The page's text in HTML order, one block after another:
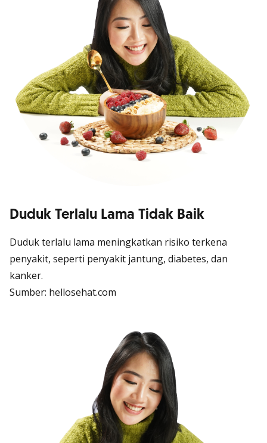
Duduk Terlalu Lama Tidak Baik
Duduk terlalu lama meningkatkan risiko terkena
penyakit, seperti penyakit jantung, diabetes, dan
kanker.
Sumber: hellosehat.com